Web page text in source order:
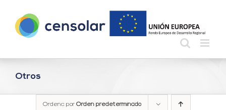
contenido
Otros
Ordena por Orden predeterminado